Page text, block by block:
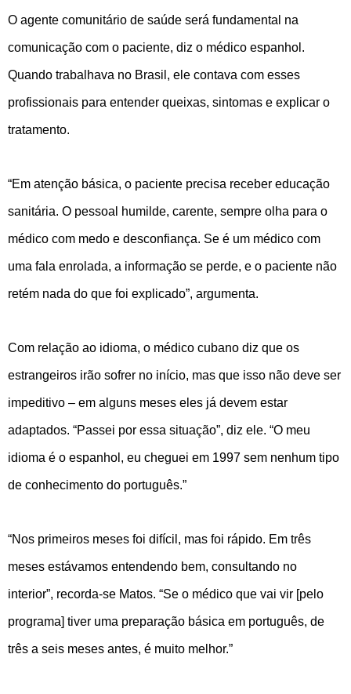
O agente comunitário de saúde será fundamental na
comunicação com o paciente, diz o médico espanhol.
Quando trabalhava no Brasil, ele contava com esses
profissionais para entender queixas, sintomas e explicar o
tratamento.
“Em atenção básica, o paciente precisa receber educação
sanitária. O pessoal humilde, carente, sempre olha para o
médico com medo e desconfiança. Se é um médico com
uma fala enrolada, a informação se perde, e o paciente não
retém nada do que foi explicado”, argumenta.
Com relação ao idioma, o médico cubano diz que os
estrangeiros irão sofrer no início, mas que isso não deve ser
impeditivo – em alguns meses eles já devem estar
adaptados. “Passei por essa situação”, diz ele. “O meu
idioma é o espanhol, eu cheguei em 1997 sem nenhum tipo
de conhecimento do português.”
“Nos primeiros meses foi difícil, mas foi rápido. Em três
meses estávamos entendendo bem, consultando no
interior”, recorda-se Matos. “Se o médico que vai vir [pelo
programa] tiver uma preparação básica em português, de
três a seis meses antes, é muito melhor.”